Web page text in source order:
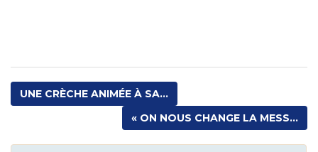
UNE CRÈCHE ANIMÉE À SA...
« ON NOUS CHANGE LA MESS...